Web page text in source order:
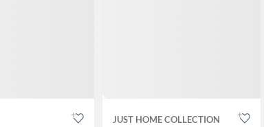
JUST HOME COLLECTION